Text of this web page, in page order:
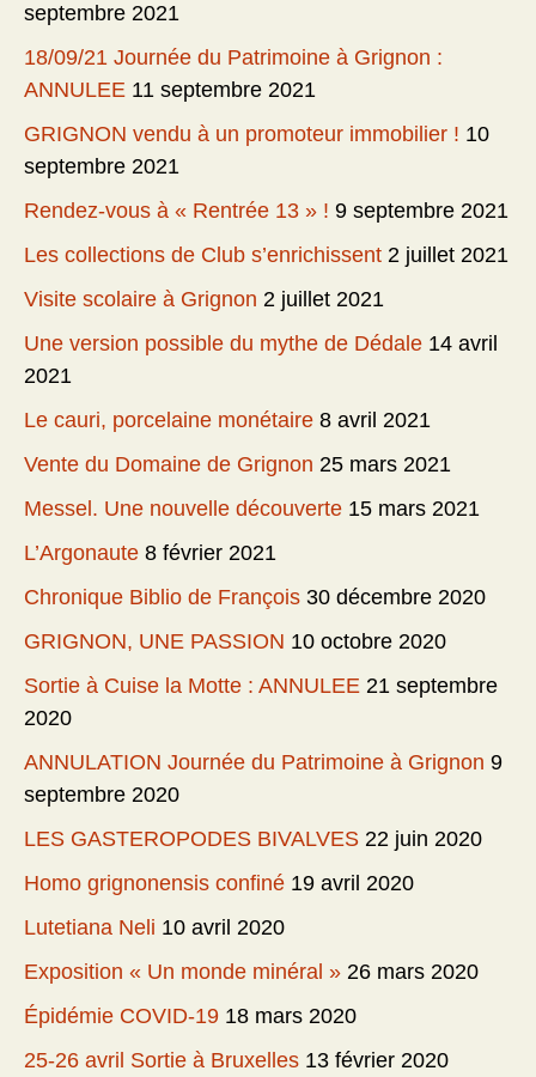
septembre 2021
18/09/21 Journée du Patrimoine à Grignon :
ANNULEE 11 septembre 2021
GRIGNON vendu à un promoteur immobilier ! 10
septembre 2021
Rendez-vous à « Rentrée 13 » ! 9 septembre 2021
Les collections de Club s’enrichissent 2 juillet 2021
Visite scolaire à Grignon 2 juillet 2021
Une version possible du mythe de Dédale 14 avril
2021
Le cauri, porcelaine monétaire 8 avril 2021
Vente du Domaine de Grignon 25 mars 2021
Messel. Une nouvelle découverte 15 mars 2021
L’Argonaute 8 février 2021
Chronique Biblio de François 30 décembre 2020
GRIGNON, UNE PASSION 10 octobre 2020
Sortie à Cuise la Motte : ANNULEE 21 septembre
2020
ANNULATION Journée du Patrimoine à Grignon 9
septembre 2020
LES GASTEROPODES BIVALVES 22 juin 2020
Homo grignonensis confiné 19 avril 2020
Lutetiana Neli 10 avril 2020
Exposition « Un monde minéral » 26 mars 2020
Épidémie COVID-19 18 mars 2020
25-26 avril Sortie à Bruxelles 13 février 2020